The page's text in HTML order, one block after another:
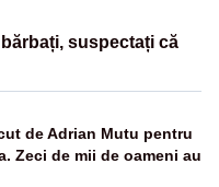
suspectați că
de Adrian Mutu pentru
Zeci de mii de oameni au